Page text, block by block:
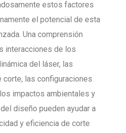
estos factores
el potencial de esta
Una comprensión
interacciones de los
del láser, las
corte, las configuraciones
impactos ambientales y
diseño pueden ayudar a
y eficiencia de corte